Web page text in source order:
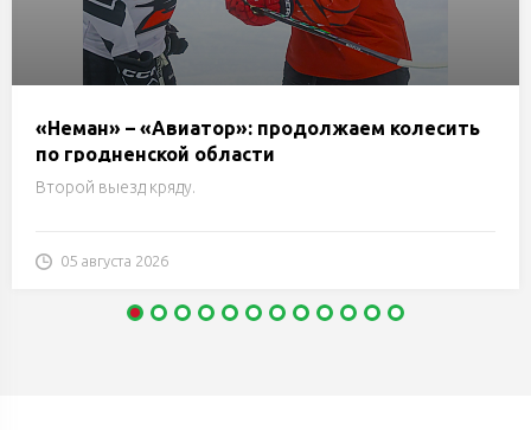
«Неман» – «Авиатор»: продолжаем колесить
по гродненской области
Второй выезд кряду.
05 августа 2026